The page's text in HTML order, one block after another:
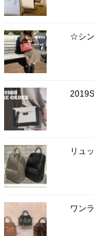
☆シ
リュ
ワン